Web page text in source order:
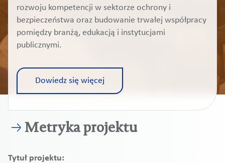
rozwoju kompetencji w sektorze ochrony i
bezpieczeństwa oraz budowanie trwałej współpracy
pomiędzy branżą, edukacją i instytucjami
publicznymi.
Dowiedz się więcej
Metryka projektu
Tytuł projektu: